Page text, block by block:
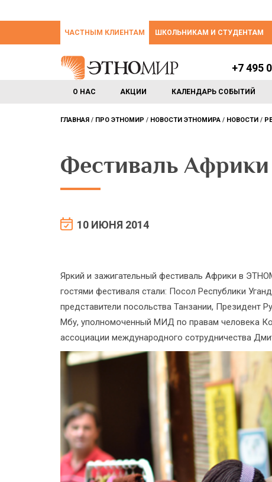
ЧАСТНЫМ КЛИЕНТАМ ШКОЛЬНИКАМ И СТУДЕНТАМ
О НАС АКЦИИ КАЛЕНДАРЬ СОБЫТИЙ
+7 495
ГЛАВНАЯ ПРО ЭТНОМИР НОВОСТИ ЭТНОМИРА НОВОСТИ
Фестиваль Африки
10 ИЮНЯ 2014
Яркий и зажигательный фестиваль Африки в
гостями фестиваля стали: Посол Республики
представители посольства Танзании, Президент
Мбу, уполномоченный МИД по правам человека
ассоциации международного сотрудничества